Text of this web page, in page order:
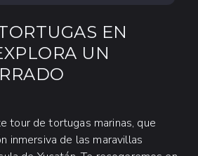
EN
UN
tour de tortugas marinas, que
inmersiva de las maravillas